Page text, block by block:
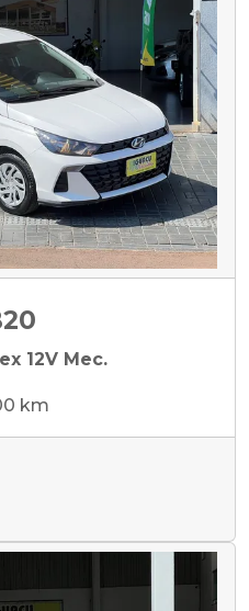
12V Mec.
km